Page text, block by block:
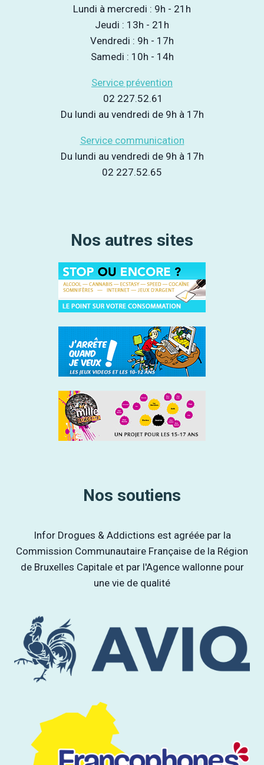
Lundi à mercredi : 9h - 21h
Jeudi : 13h - 21h
Vendredi : 9h - 17h
Samedi : 10h - 14h
Service prévention
02 227.52.61
Du lundi au vendredi de 9h à 17h
Service communication
Du lundi au vendredi de 9h à 17h
02 227.52.65
Nos autres sites
Nos soutiens
Infor Drogues & Addictions est agréée par la
Commission Communautaire Française de la Région
de Bruxelles Capitale et par l'Agence wallonne pour
une vie de qualité